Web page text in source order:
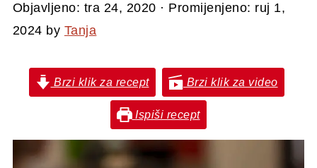
Objavljeno: tra 24, 2020 · Promijenjeno: ruj 1,
2024 by Tanja
Brzi klik za recept Brzi klik za video
Ispiši recept